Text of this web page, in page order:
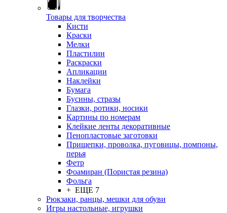
Товары для творчества
Кисти
Краски
Мелки
Пластилин
Раскраски
Апликации
Наклейки
Бумага
Бусины, стразы
Глазки, ротики, носики
Картины по номерам
Клейкие ленты декоративные
Пенопластовые заготовки
Прищепки, проволка, пуговицы, помпоны,
перья
Фетр
Фоамиран (Пористая резина)
Фольга
+ ЕЩЕ 7
Рюкзаки, ранцы, мешки для обуви
Игры настольные, игрушки